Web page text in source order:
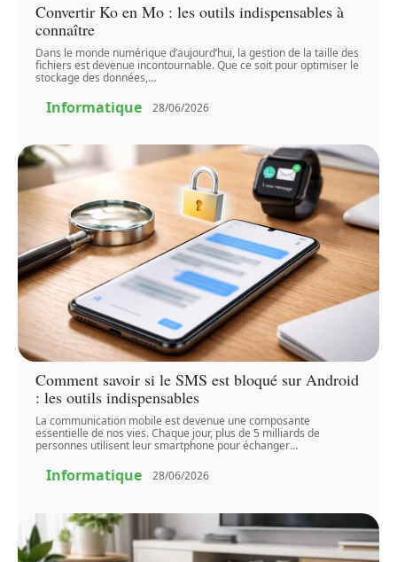
Convertir Ko en Mo : les outils indispensables à
connaître
Dans le monde numérique d’aujourd’hui, la gestion de la taille des
fichiers est devenue incontournable. Que ce soit pour optimiser le
stockage des données,…
Informatique 28/06/2026
Comment savoir si le SMS est bloqué sur Android
: les outils indispensables
La communication mobile est devenue une composante
essentielle de nos vies. Chaque jour, plus de 5 milliards de
personnes utilisent leur smartphone pour échanger…
Informatique 28/06/2026